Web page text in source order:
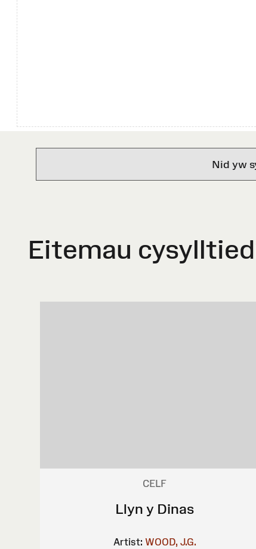
Nid yw
Eitemau
CELF
Llyn y Dinas
Artist: WOOD, J.G.